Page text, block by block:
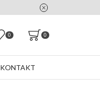
0 0
KONTAKT